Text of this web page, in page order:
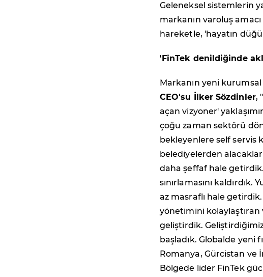
Geleneksel sistemlerin
markanın varoluş
hareketle, 'hayatın
'FinTek denildiğinde
Markanın yeni
CEO'su İlker Sözdinler,
açan vizyoner'
çoğu zaman sektörü
bekleyenlere self servis
belediyelerden
daha şeffaf hale
sınırlamasını
az masraflı hale
yönetimini kolaylaştıran
geliştirdik.
başladık. Globalde yeni
Romanya, Gürcistan ve
Bölgede lider FinTek